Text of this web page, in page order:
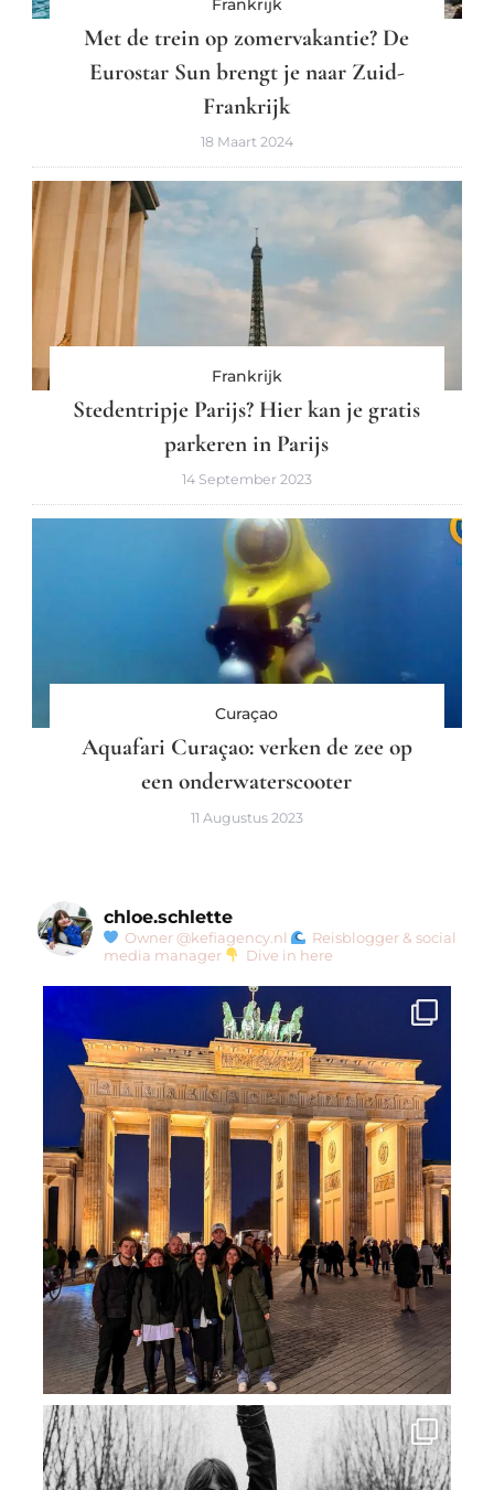
Frankrijk
Met de trein op zomervakantie? De
Eurostar Sun brengt je naar Zuid-
Frankrijk
18 Maart 2024
Frankrijk
Stedentripje Parijs? Hier kan je gratis
parkeren in Parijs
14 September 2023
Curaçao
Aquafari Curaçao: verken de zee op
een onderwaterscooter
11 Augustus 2023
chloe.schlette
Owner @kefiagency.nl
Reisblogger & social
media manager
Dive in here